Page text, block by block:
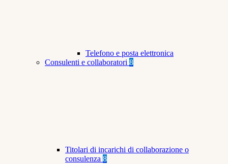
Telefono e posta elettronica
Consulenti e collaboratori 8
Titolari di incarichi di collaborazione o
consulenza 8